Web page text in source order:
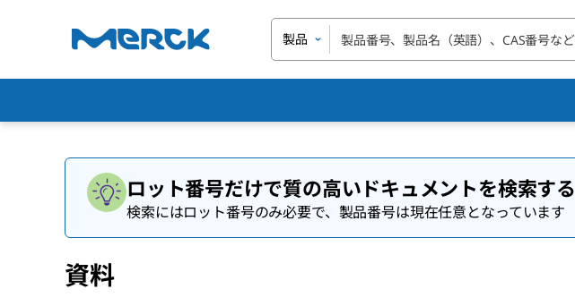
製品
ロット番号だけで質の高いドキュメントを検索する
検索にはロット番号のみ必要で、製品番号は現在任意となっています
資料